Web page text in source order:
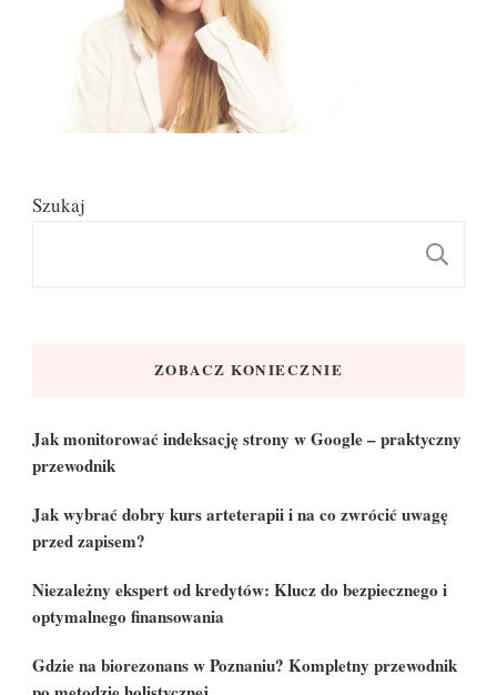
Szukaj
ZOBACZ KONIECZNIE
Jak monitorować indeksację strony w Google – praktyczny
przewodnik
Jak wybrać dobry kurs arteterapii i na co zwrócić uwagę
przed zapisem?
Niezależny ekspert od kredytów: Klucz do bezpiecznego i
optymalnego finansowania
Gdzie na biorezonans w Poznaniu? Kompletny przewodnik